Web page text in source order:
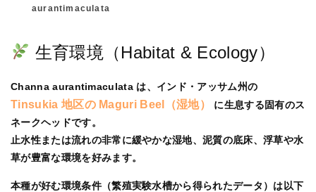
aurantimaculata
生育環境（Habitat & Ecology）
Channa aurantimaculata は、インド・アッサム州の
Tinsukia 地区の Maguri Beel（湿地）
に生息する固有のス
ネークヘッドです。
止水性または流れの非常に緩やかな湿地、泥質の底床、浮草や水
草が豊富な環境を好みます。
本種が好む環境条件（繁殖実験水槽から得られたデータ）は以下